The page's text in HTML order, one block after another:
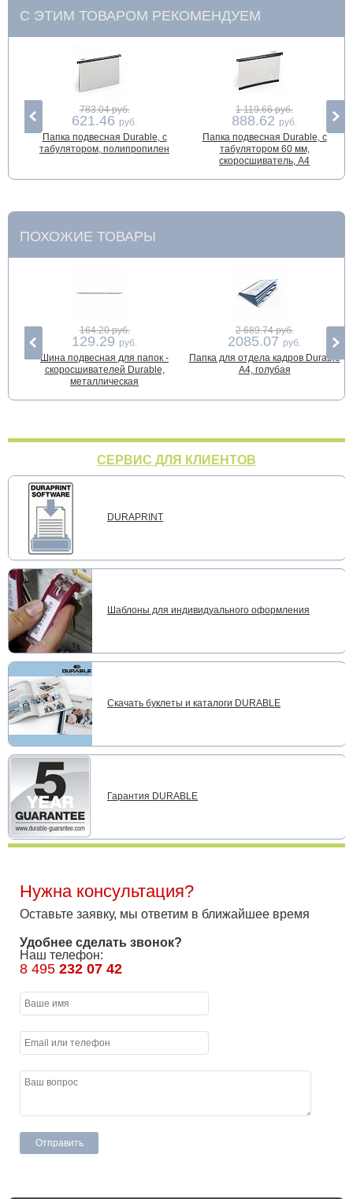
С ЭТИМ ТОВАРОМ РЕКОМЕНДУЕМ
783.04 руб.
621.46 руб.
Папка подвесная Durable, с
табулятором, полипропилен
1 119.66 руб.
888.62 руб.
Папка подвесная Durable, с
табулятором 60 мм,
скоросшиватель, А4
ПОХОЖИЕ ТОВАРЫ
164.20 руб.
129.29 руб.
Шина подвесная для папок -
скоросшивателей Durable,
металлическая
2 689.74 руб.
2085.07 руб.
Папка для отдела кадров Durable
А4, голубая
СЕРВИС ДЛЯ КЛИЕНТОВ
DURAPRINT
Шаблоны для индивидуального оформления
Скачать буклеты и каталоги DURABLE
Гарантия DURABLE
Нужна консультация?
Оставьте заявку, мы ответим в ближайшее время
Удобнее сделать звонок?
Наш телефон:
8 495 232 07 42